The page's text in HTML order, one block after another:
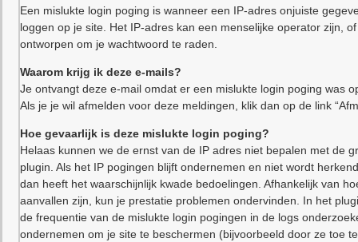
Een mislukte login poging is wanneer een IP-adres onjuiste
loggen op je site. Het IP-adres kan een menselijke operator zijn,
ontworpen om je wachtwoord te raden.
Waarom krijg ik deze e-mails?
Je ontvangt deze e-mail omdat er een mislukte login poging was
Als je je wil afmelden voor deze meldingen, klik dan op de link
Hoe gevaarlijk is deze mislukte login poging?
Helaas kunnen we de ernst van de IP adres niet bepalen met de
plugin. Als het IP pogingen blijft ondernemen en niet wordt
dan heeft het waarschijnlijk kwade bedoelingen. Afhankelijk van
aanvallen zijn, kun je prestatie problemen ondervinden. In het
de frequentie van de mislukte login pogingen in de logs
ondernemen om je site te beschermen (bijvoorbeeld door ze toe